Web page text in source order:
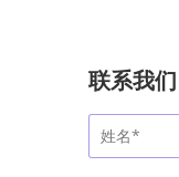
联系我们